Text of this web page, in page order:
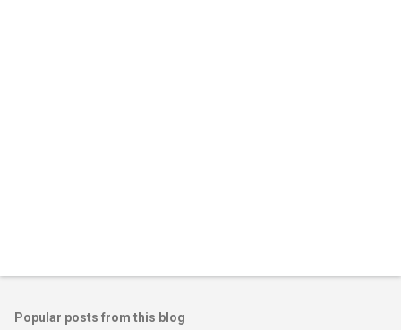
Popular posts from this blog